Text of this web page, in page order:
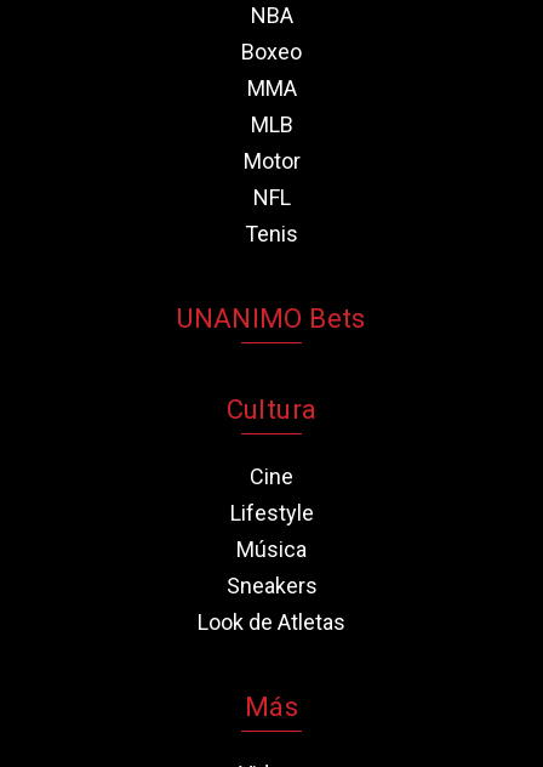
NBA
Boxeo
MMA
MLB
Motor
NFL
Tenis
UNANIMO Bets
Cultura
Cine
Lifestyle
Música
Sneakers
Look de Atletas
Más